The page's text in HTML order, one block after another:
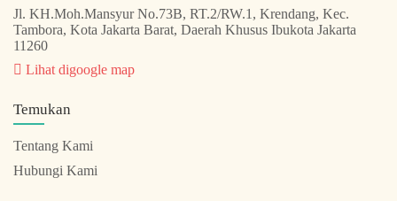
Jl. KH.Moh.Mansyur No.73B, RT.2/RW.1, Krendang, Kec.
Tambora, Kota Jakarta Barat, Daerah Khusus Ibukota Jakarta
11260
Lihat digoogle map
Temukan
Tentang Kami
Hubungi Kami